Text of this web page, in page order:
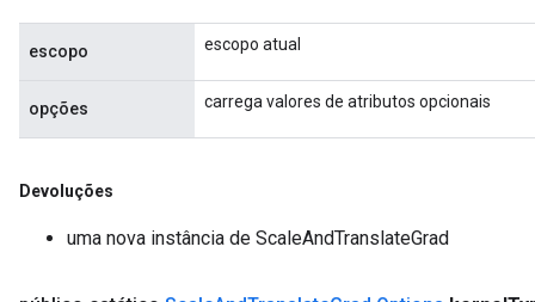
escopo escopo atual
opções carrega valores de atributos opcionais
Devoluções
uma nova instância de ScaleAndTranslateGrad